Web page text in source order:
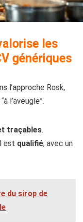
les
génériques
l’approche Rosk,
l’aveugle”.
traçables.
est qualifié, avec un
du sirop de